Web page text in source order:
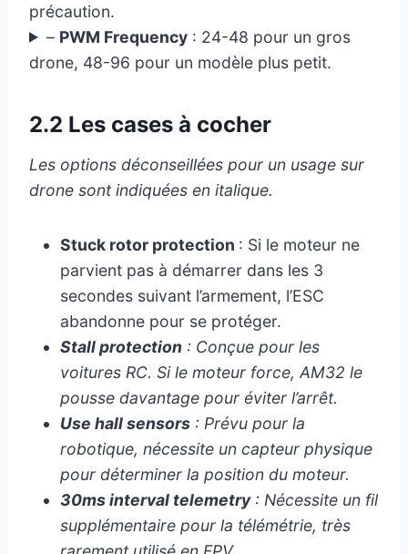
précaution.
– PWM Frequency: 24-48 pour un gros
drone, 48-96 pour un modèle plus petit.
2.2 Les cases à cocher
Les options déconseillées pour un usage sur
drone sont indiquées en italique.
Stuck rotor protection : Si le moteur ne
parvient pas à démarrer dans les 3
secondes suivant l’armement, l’ESC
abandonne pour se protéger.
Stall protection : Conçue pour les
voitures RC. Si le moteur force, AM32 le
pousse davantage pour éviter l’arrêt.
Use hall sensors : Prévu pour la
robotique, nécessite un capteur physique
pour déterminer la position du moteur.
30ms interval telemetry: Nécessite un fil
supplémentaire pour la télémétrie, très